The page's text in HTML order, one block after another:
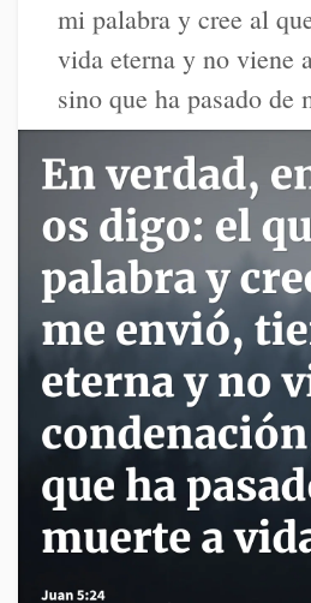
mi palabra y cree al
vida eterna y no viene
sino que ha pasado de